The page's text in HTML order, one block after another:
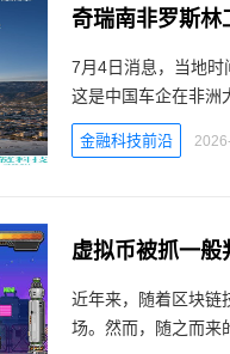
奇瑞南非罗斯林
7月4日消息，当地时
这是中国车企在非洲
金融科技前沿
虚拟币被抓一般
近年来，随着区块链
场。然而，随之而来